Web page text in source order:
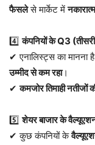
फैसलेसे मार्केट में
4️⃣कंपनियों के Q3
✔ एनालिस्ट्स का मानना
उम्मीद से कम रहा।
✔कमजोर तिमाही नतीजों
5️⃣शेयर बाजार के
✔ कुछ कंपनियों के